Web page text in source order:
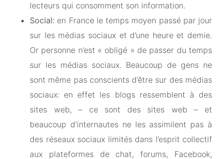
lecteurs qui consomment son information.
Social: en France le temps moyen passé par jour
sur les médias sociaux et d’une heure et demie.
Or personne n’est « obligé » de passer du temps
sur les médias sociaux. Beaucoup de gens ne
sont même pas conscients d’être sur des médias
sociaux: en effet les blogs ressemblent à des
sites web, – ce sont des sites web – et
beaucoup d’internautes ne les assimilent pas à
des réseaux sociaux limités dans l’esprit collectif
aux plateformes de chat, forums, Facebook,